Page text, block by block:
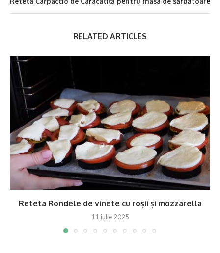
RELATED ARTICLES
Reteta Rondele de vinete cu roșii și mozzarella
11 iulie 2025